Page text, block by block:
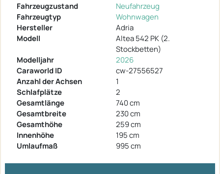
Fahrzeugzustand
Neufahrzeug
Fahrzeugtyp
Wohnwagen
Hersteller
Adria
Modell
Altea 542 PK (2.
Stockbetten)
Modelljahr
2026
Caraworld ID
cw-27556527
Anzahl der Achsen
1
Schlafplätze
2
Gesamtlänge
740 cm
Gesamtbreite
230 cm
Gesamthöhe
259 cm
Innenhöhe
195 cm
Umlaufmaß
995 cm